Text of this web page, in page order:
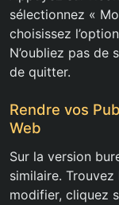
sélectionnez «
choisissez
N’oubliez pas de
de quitter.
Rendre vos
Web
Sur la version
similaire.
modifier, cliquez